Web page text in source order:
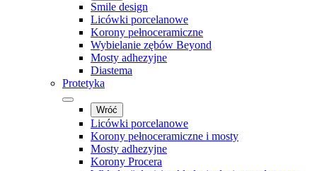
Smile design
Licówki porcelanowe
Korony pełnoceramiczne
Wybielanie zębów Beyond
Mosty adhezyjne
Diastema
Protetyka
Wróć
Licówki porcelanowe
Korony pełnoceramiczne i mosty
Mosty adhezyjne
Korony Procera